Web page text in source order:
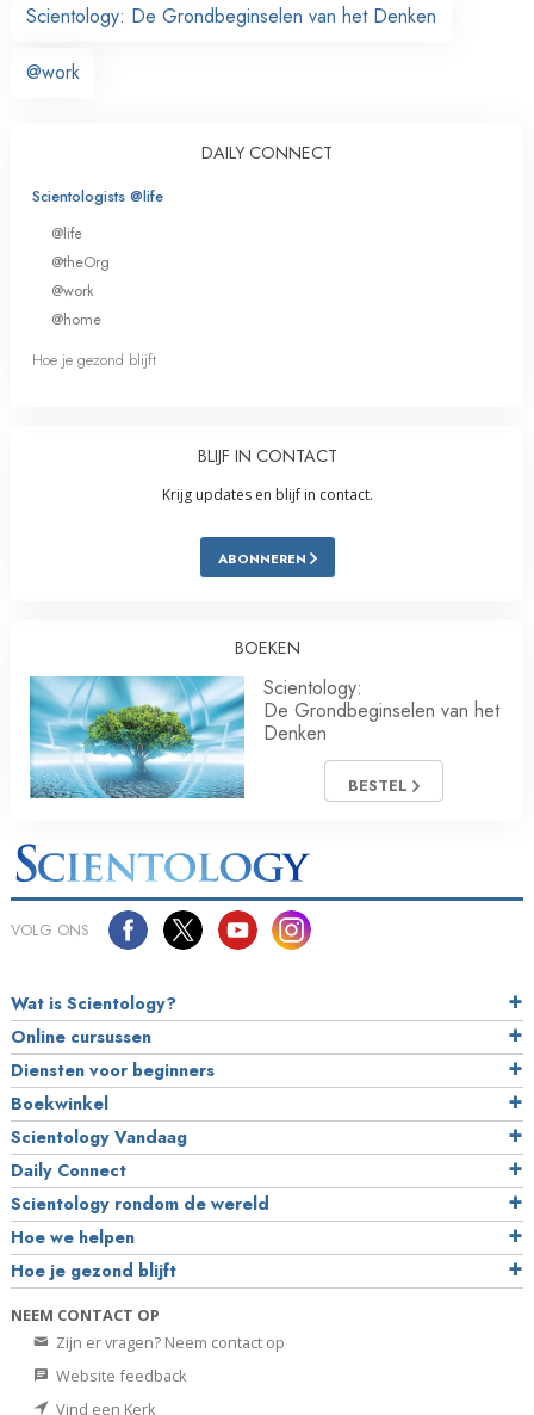
Scientology: De Grondbeginselen van het Denken
@work
DAILY CONNECT
Scientologists @life
@life
@theOrg
@work
@home
Hoe je gezond blijft
BLIJF IN CONTACT
Krijg updates en blijf in contact.
ABONNEREN
BOEKEN
Scientology:
De Grondbeginselen van het
Denken
BESTEL
VOLG ONS
Wat is Scientology?
Online cursussen
Diensten voor beginners
Boekwinkel
Scientology Vandaag
Daily Connect
Scientology rondom de wereld
Hoe we helpen
Hoe je gezond blijft
NEEM CONTACT OP
Zijn er vragen? Neem contact op
Website feedback
Vind een Kerk